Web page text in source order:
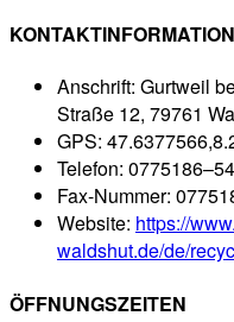
Anschrift: Gurtweil
Straße 12, 79761
GPS:
Telefon:
Fax-Nummer:
Website: https://
waldshut.de/de/
ÖFFNUNGSZEITEN